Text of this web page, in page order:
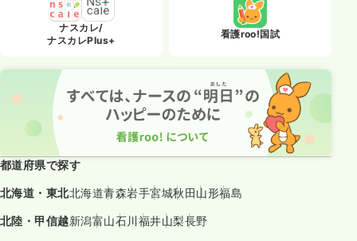
ナスカレ/
ナスカレPlus+
看護roo!国試
都道府県で探す
北海道・東北北海道青森岩手宮城秋田山形福島
北陸・甲信越新潟富山石川福井山梨長野